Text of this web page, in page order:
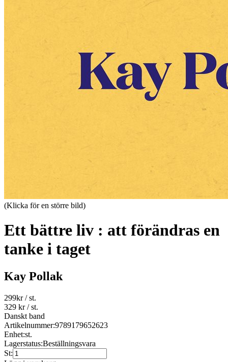
(Klicka för en större bild)
Ett bättre liv : att förändras en
tanke i taget
Kay Pollak
299kr/ st.
329 kr/ st.
Danskt band
Artikelnummer:9789179652623
Enhet:st.
Lagerstatus:Beställningsvara
St: